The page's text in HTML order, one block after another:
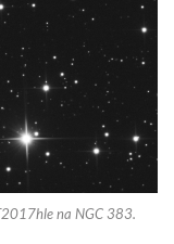
na NGC 383.